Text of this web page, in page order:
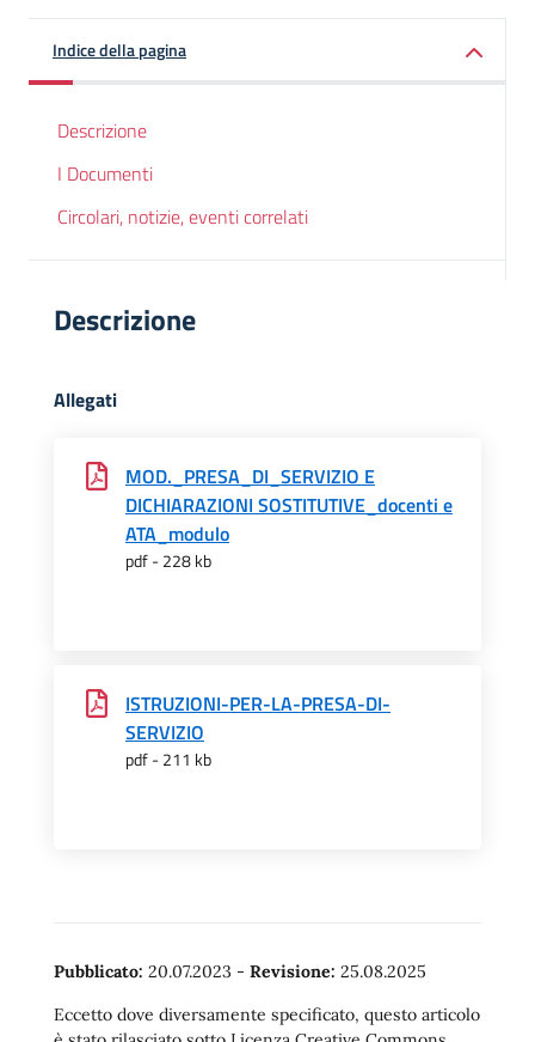
Indice della pagina
Descrizione
I Documenti
Circolari, notizie, eventi correlati
Descrizione
Allegati
MOD._PRESA_DI_SERVIZIO E
DICHIARAZIONI SOSTITUTIVE_docenti e
ATA_modulo
pdf - 228 kb
ISTRUZIONI-PER-LA-PRESA-DI-
SERVIZIO
pdf - 211 kb
Pubblicato: 20.07.2023 - Revisione: 25.08.2025
Eccetto dove diversamente specificato, questo articolo